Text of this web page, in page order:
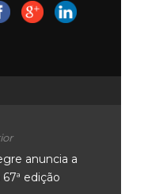
anuncia a
edição